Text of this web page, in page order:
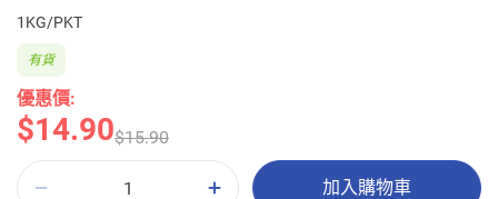
1KG/PKT
優惠價:
$14.90$15.90
有貨
加入購物車